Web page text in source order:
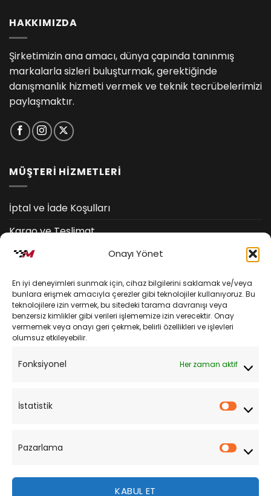
Onayı Yönet
En iyi deneyimleri sunmak için, cihaz bilgilerini saklamak ve/veya
bunlara erişmek amacıyla çerezler gibi teknolojiler kullanıyoruz. Bu
teknolojilere izin vermek, bu sitedeki tarama davranışı veya
benzersiz kimlikler gibi verileri işlememize izin verecektir. Onay
vermemek veya onayı geri çekmek, belirli özellikleri ve işlevleri
olumsuz etkileyebilir.
Fonksiyonel Her zaman aktif
İstatistik
Pazarlama
KABUL ET
HAKKIMIZDA
Şirketimizin ana amacı, dünya çapında tanınmış
markalarla sizleri buluşturmak, gerektiğinde
danışmanlık hizmeti vermek ve teknik tecrübelerimizi
paylaşmaktır.
MÜŞTERİ HİZMETLERİ
İptal ve İade Koşulları
Kargo ve Teslimat
Kişisel Verilerin Korunması
Mesafeli Satış Sözleşmesi
YARDIM
Sipariş Takibi